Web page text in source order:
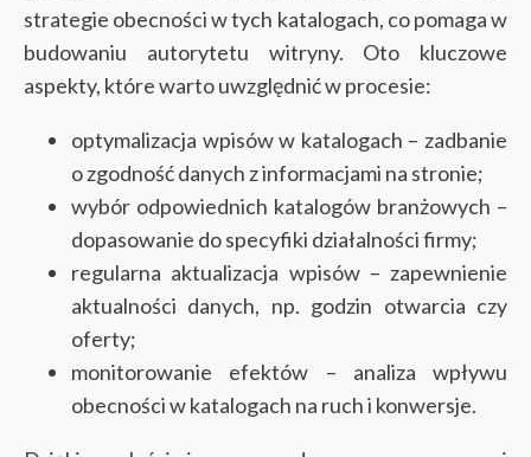
strategie obecności w tych katalogach, co pomaga w
budowaniu autorytetu witryny. Oto kluczowe
aspekty, które warto uwzględnić w procesie:
optymalizacja wpisów w katalogach – zadbanie
o zgodność danych z informacjami na stronie;
wybór odpowiednich katalogów branżowych –
dopasowanie do specyfiki działalności firmy;
regularna aktualizacja wpisów – zapewnienie
aktualności danych, np. godzin otwarcia czy
oferty;
monitorowanie efektów – analiza wpływu
obecności w katalogach na ruch i konwersje.